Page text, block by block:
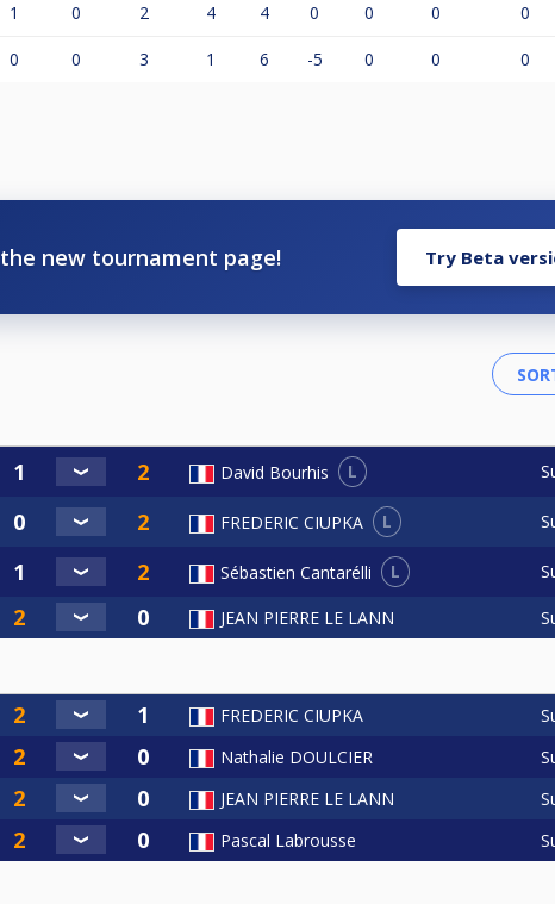
1 0 2 4 4 0 0 0 0
0 0 3 1 6 -5 0 0 0
new tournament page! Try Beta
David Bourhis L
FREDERIC CIUPKA L
Sébastien Cantarélli L
JEAN PIERRE LE LANN
FREDERIC CIUPKA
Nathalie DOULCIER
JEAN PIERRE LE LANN
Pascal Labrousse